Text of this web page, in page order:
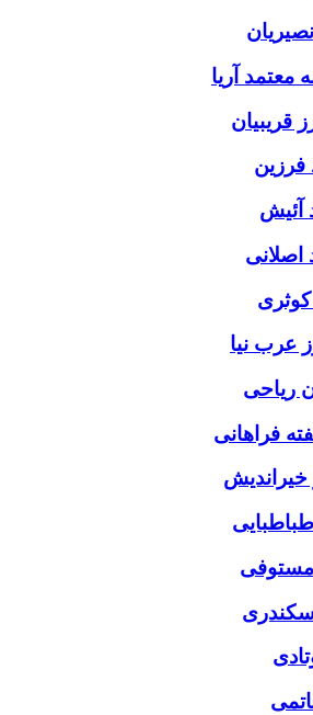
معتمد آریا
قریبیان
فرزین
آئیش
اصلانی
کوثری
عرب نیا
ریاحی
فراهانی
مستوفی